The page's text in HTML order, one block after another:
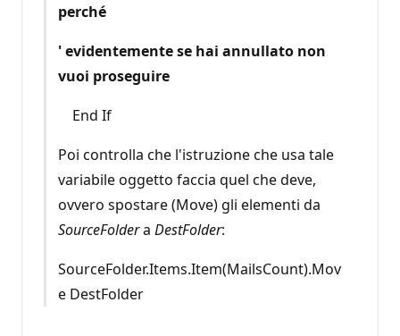
perché
' evidentemente se hai annullato non
vuoi proseguire
End If
Poi controlla che l'istruzione che usa tale
variabile oggetto faccia quel che deve,
ovvero spostare (Move) gli elementi da
SourceFoldera DestFolder:
SourceFolder.Items.Item(MailsCount).Mov
e DestFolder